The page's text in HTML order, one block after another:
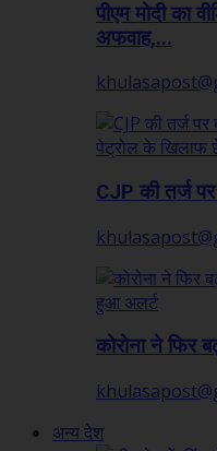
पीएम मोदी का
अफवाह,...
CJP की तर्ज
कोरोना ने फिर
अन्य देश